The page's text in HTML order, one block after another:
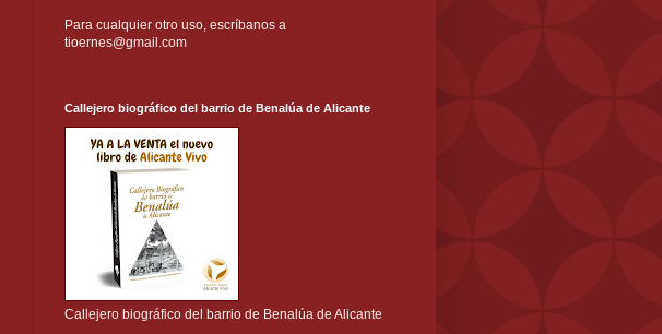
Para cualquier otro uso, escríbanos a
tioernes@gmail.com
Callejero biográfico del barrio de Benalúa de Alicante
Callejero biográfico del barrio de Benalúa de Alicante